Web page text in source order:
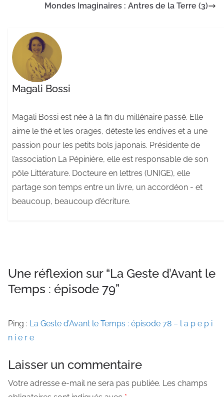
Mondes Imaginaires : Antres de la Terre (3)
Magali Bossi
Magali Bossi est née à la fin du millénaire passé. Elle
aime le thé et les orages, déteste les endives et a une
passion pour les petits bols japonais. Présidente de
l’association La Pépinière, elle est responsable de son
pôle Littérature. Docteure en lettres (UNIGE), elle
partage son temps entre un livre, un accordéon - et
beaucoup, beaucoup d’écriture.
Une réflexion sur “La Geste d’Avant le
Temps : épisode 79”
Ping : La Geste d’Avant le Temps : épisode 78 – l a p e p i
n i e r e
Laisser un commentaire
Votre adresse e-mail ne sera pas publiée. Les champs